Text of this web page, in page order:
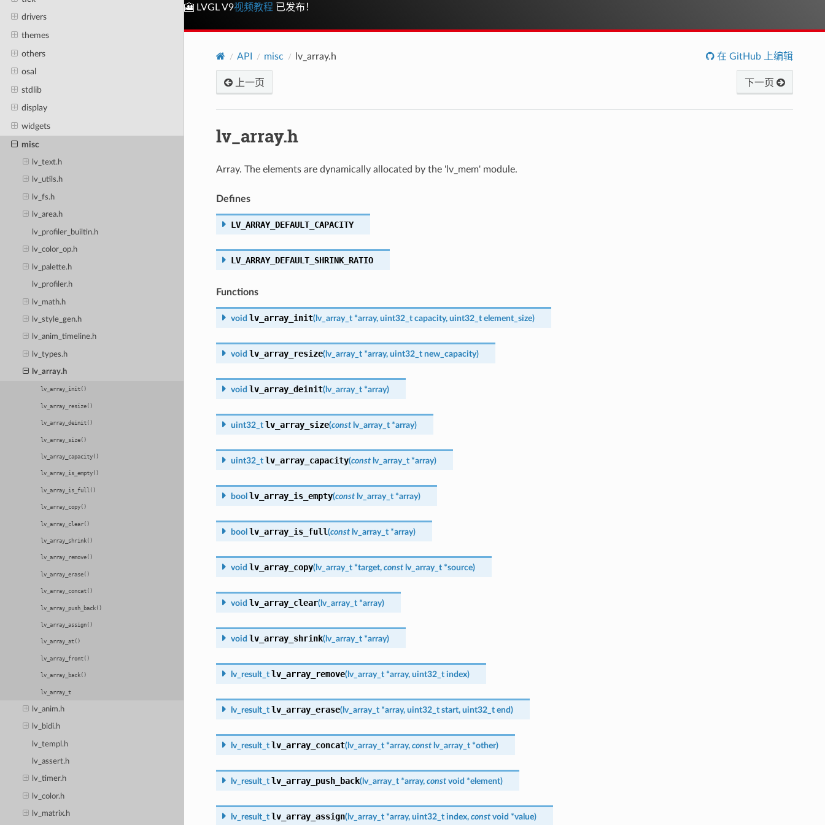
drivers
themes
others
osal
stdlib
display
widgets
misc
lv_text.h
lv_utils.h
lv_fs.h
lv_area.h
lv_profiler_builtin.h
lv_color_op.h
lv_palette.h
lv_profiler.h
lv_math.h
lv_style_gen.h
lv_anim_timeline.h
lv_types.h
lv_array.h
lv_array_init()
lv_array_resize()
lv_array_deinit()
lv_array_size()
lv_array_capacity()
lv_array_is_empty()
lv_array_is_full()
lv_array_copy()
lv_array_clear()
lv_array_shrink()
lv_array_remove()
lv_array_erase()
lv_array_concat()
lv_array_push_back()
lv_array_assign()
lv_array_at()
lv_array_front()
lv_array_back()
lv_array_t
lv_anim.h
lv_bidi.h
lv_templ.h
lv_assert.h
lv_timer.h
lv_color.h
lv_matrix.h
🎦 LVGL V9视频教程 已发布！
API misc lv_array.h 在 GitHub 上编辑
上一页 下一页
lv_array.h
Array. The elements are dynamically allocated by the 'lv_mem' module.
Defines
LV_ARRAY_DEFAULT_CAPACITY
LV_ARRAY_DEFAULT_SHRINK_RATIO
Functions
void lv_array_init(lv_array_t *array, uint32_t capacity, uint32_t element_size)
void lv_array_resize(lv_array_t *array, uint32_t new_capacity)
void lv_array_deinit(lv_array_t *array)
uint32_t lv_array_size(const lv_array_t *array)
uint32_t lv_array_capacity(const lv_array_t *array)
bool lv_array_is_empty(const lv_array_t *array)
bool lv_array_is_full(const lv_array_t *array)
void lv_array_copy(lv_array_t *target, const lv_array_t *source)
void lv_array_clear(lv_array_t *array)
void lv_array_shrink(lv_array_t *array)
lv_result_t lv_array_remove(lv_array_t *array, uint32_t index)
lv_result_t lv_array_erase(lv_array_t *array, uint32_t start, uint32_t end)
lv_result_t lv_array_concat(lv_array_t *array, const lv_array_t *other)
lv_result_t lv_array_push_back(lv_array_t *array, const void *element)
lv_result_t lv_array_assign(lv_array_t *array, uint32_t index, const void *value)